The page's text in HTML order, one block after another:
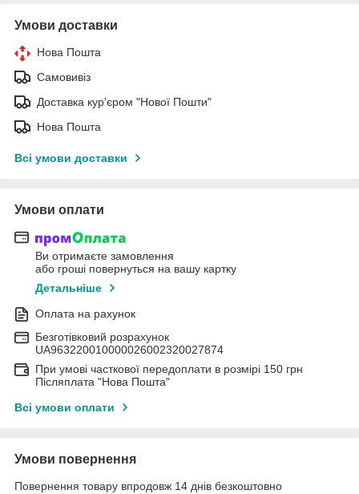
Умови доставки
Нова Пошта
Самовивіз
Доставка кур'єром "Нової Пошти"
Нова Пошта
Всі умови доставки
Умови оплати
Ви отримаєте замовлення
або гроші повернуться на вашу картку
Детальніше
Оплата на рахунок
Безготівковий розрахунок
UA963220010000026002320027874
При умові часткової передоплати в розмірі 150 грн
Післяплата "Нова Пошта"
Всі умови оплати
Умови повернення
Повернення товару впродовж 14 днів безкоштовно